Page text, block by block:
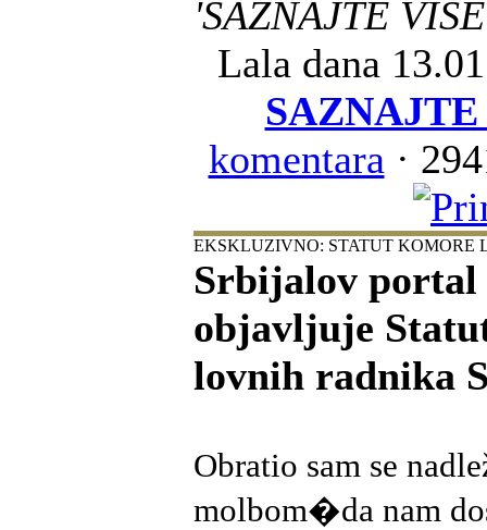
'SAZNAJTE
Lala dana
komentara ·
EKSKLUZIVNO: STATUT KOMORE
Srbijalov portal
objavljuje
lovnih radnika
Obratio sam se
molbom�da nam